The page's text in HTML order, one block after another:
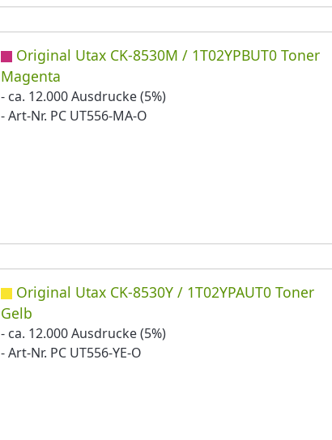
Original Utax CK-8530M / 1T02YPBUT0 Toner
Magenta
- ca. 12.000 Ausdrucke (5%)
- Art-Nr. PC UT556-MA-O
Original Utax CK-8530Y / 1T02YPAUT0 Toner
Gelb
- ca. 12.000 Ausdrucke (5%)
- Art-Nr. PC UT556-YE-O